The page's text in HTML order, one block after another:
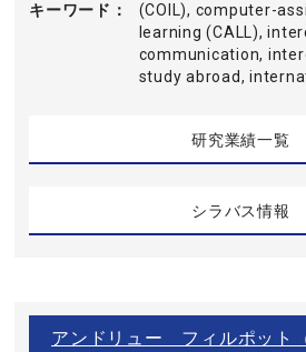
キーワード
(COIL), computer-
learning (CALL),
communication,
study abroad,
研究業績一覧
シラバス情報
アンドリュー フィルポット